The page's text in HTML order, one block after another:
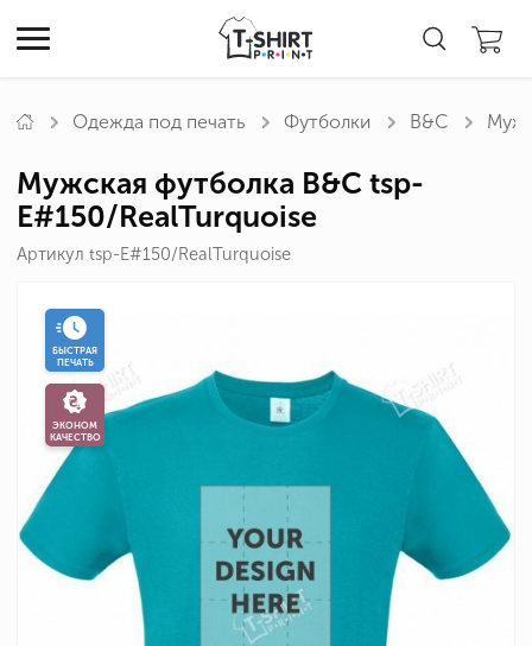
Одежда под печать Футболки B&C
Мужская футболка B&C tsp-
E#150/RealTurquoise
Артикул tsp-E#150/RealTurquoise
БЫСТРАЯ
ПЕЧАТЬ
ЭКОНОМ
КАЧЕСТВО